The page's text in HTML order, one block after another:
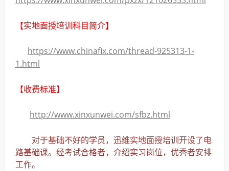
【实地面授培训科目简介】
https://www.chinafix.com/thread-925313-1-
1.html
【收费标准】
http://www.xinxunwei.com/sfbz.html
对于基础不好的学员，迅维实地面授培训开设了电
路基础课。经考试合格者，介绍实习岗位，优秀者安排
工作。